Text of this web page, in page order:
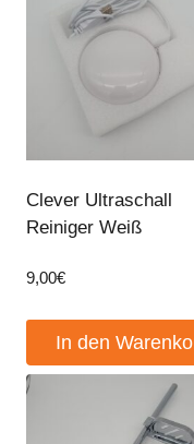
Clever Ultraschall
Reiniger Weiß
9,00€
In den